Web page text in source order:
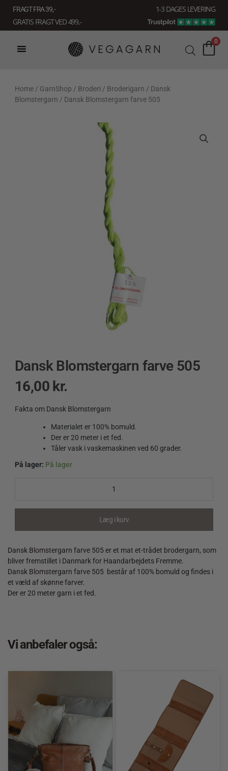
indholdet
FRAGT FRA 39, -
1-3 DAGES LEVERING
GRATIS FRAGT VED 499,-
0
Home / GarnShop / Broderi / Broderigarn / Dansk
Blomstergarn / Dansk Blomstergarn farve 505
Dansk Blomstergarn farve 505
16,00 kr.
Fakta om Dansk Blomstergarn
Materialet er 100% bomuld.
Der er 20 meter i et fed.
Tåler vask i vaskemaskinen ved 60 grader.
På lager: På lager
Dansk
Læg i kurv
Dansk Blomstergarn farve 505 er et mat et-trådet brodergarn, som
bliver fremstillet i Danmark for Haandarbejdets Fremme.
Dansk Blomstergarn farve 505 består af 100% bomuld og findes i
et væld af skønne farver.
Der er 20 meter garn i et fed.
Vi anbefaler også: